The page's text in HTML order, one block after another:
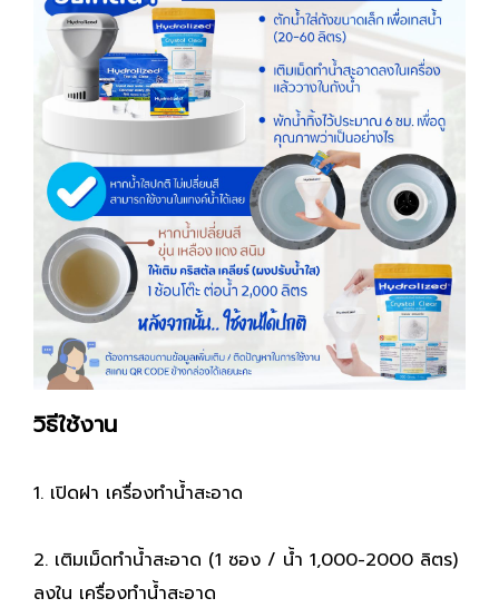
วิธีใช้งาน
1. เปิดฝา เครื่องทำน้ำสะอาด
2. เติมเม็ดทำน้ำสะอาด (1 ซอง / น้ำ 1,000-2000 ลิตร)
ลงใน เครื่องทำน้ำสะอาด